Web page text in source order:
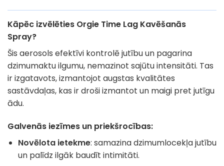
Kāpēc izvēlēties Orgie Time Lag Kavēšanās
Spray?
Šis aerosols efektīvi kontrolē jutību un pagarina
dzimumaktu ilgumu, nemazinot sajūtu intensitāti. Tas
ir izgatavots, izmantojot augstas kvalitātes
sastāvdaļas, kas ir droši izmantot un maigi pret jutīgu
ādu.
Galvenās iezīmes un priekšrocības:
Novēlota ietekme: samazina dzimumlocekļa jutību
un palīdz ilgāk baudīt intimitāti.